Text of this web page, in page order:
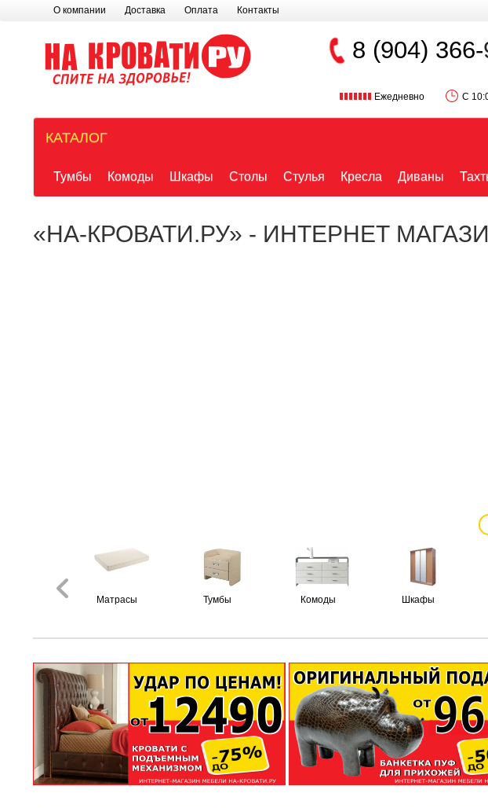
О компании Доставка Оплата Контакты
8 (904) 366-
Ежедневно С
КАТАЛОГ
Тумбы Комоды Шкафы Столы Стулья Кресла Диваны
«НА-КРОВАТИ.РУ» - ИНТЕРНЕТ
Матрасы Тумбы Комоды Шкафы